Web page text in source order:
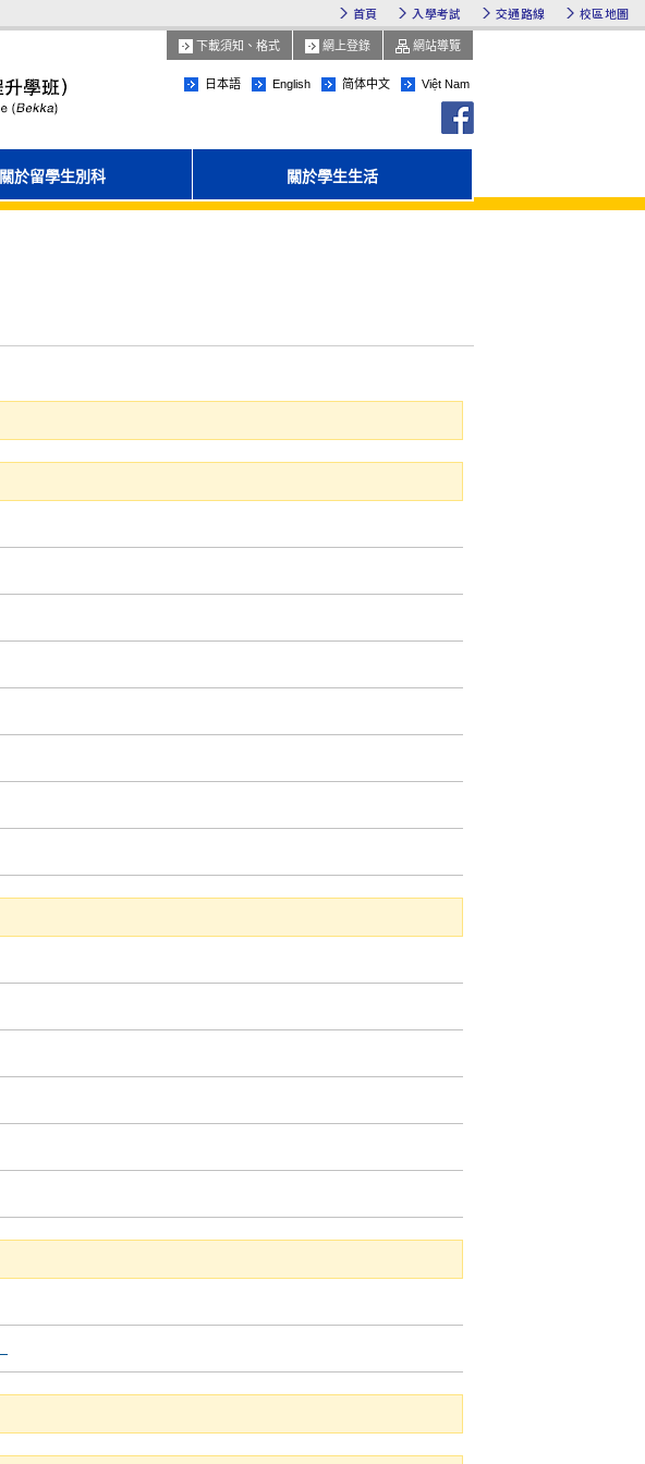
首頁 入學考試 交通路線 校區地圖
下載須知、格式 網上登錄 網站導覽
日本語 English 简体中文 Việt Nam
關於留學生別科 關於學生生活